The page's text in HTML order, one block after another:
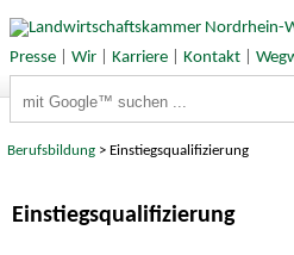
Presse| Wir| Karriere| Kontakt|
Berufsbildung > Einstiegsqualifizierung
Einstiegsqualifizierung